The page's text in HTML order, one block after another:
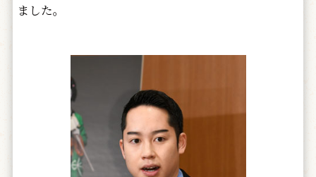
ました。